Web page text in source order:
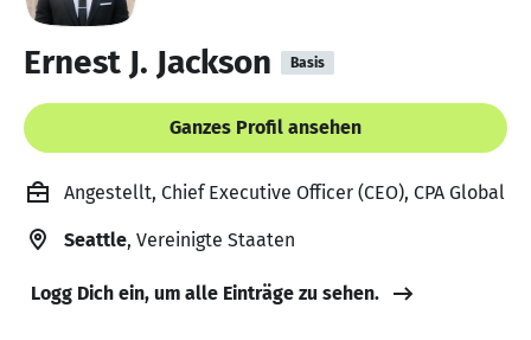
Ernest J. Jackson Basis
Ganzes Profil ansehen
Angestellt, Chief Executive Officer (CEO), CPA Global
Seattle, Vereinigte Staaten
Logg Dich ein, um alle Einträge zu sehen.